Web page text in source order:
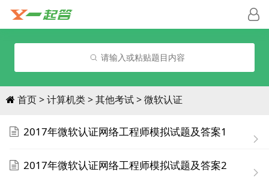
请输入或粘贴题目内容
首页 计算机类 其他考试 微软认证
2017年微软认证网络工程师模拟试题及答案1
2017年微软认证网络工程师模拟试题及答案2